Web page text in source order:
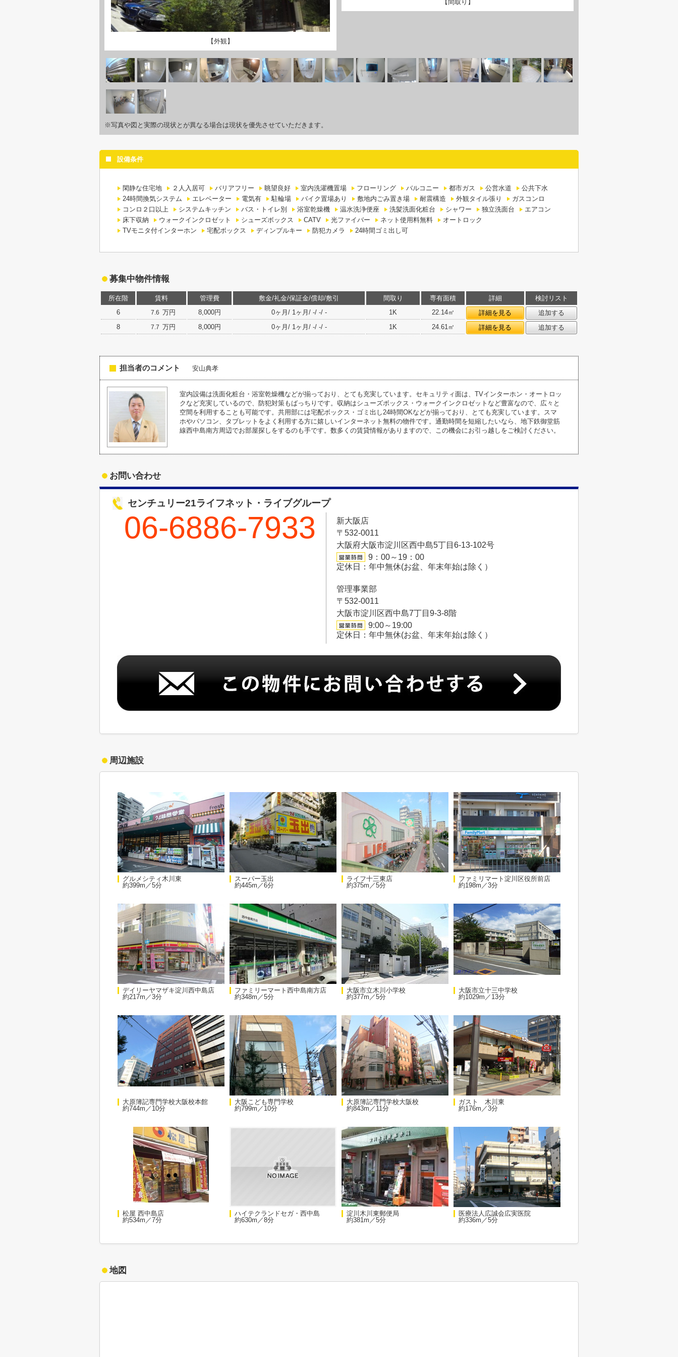
【外観】
【間取り】
※写真や図と実際の現状とが異なる場合は現状を優先させていただきます。
設備条件
閑静な住宅地 ２人入居可 バリアフリー 眺望良好 室内洗濯機置場 フローリング バルコニー 都市ガス 公営水道
公共下水
24時間換気システム
エレベーター 電気有 駐輪場 バイク置場あり 敷地内ごみ置き場 耐震構造 外観タイル張り
ガスコンロ
コンロ２口以上
システムキッチン バス・トイレ別 浴室乾燥機 温水洗浄便座 洗髪洗面化粧台 シャワー 独立洗面台
エアコン
床下収納
ウォークインクロゼット シューズボックス CATV 光ファイバー ネット使用料無料
オートロック
TVモニタ付インターホン
宅配ボックス ディンプルキー 防犯カメラ 24時間ゴミ出し可
募集中物件情報
所在階 賃料 管理費 敷金/礼金/保証金/償却/敷引 間取り 専有面積 詳細
検討リスト
6
7.6 万円 8,000円 0ヶ月/ 1ヶ月/ -/ -/ - 1K 22.14㎡ 詳細を見る
追加する
8
7.7 万円 8,000円 0ヶ月/ 1ヶ月/ -/ -/ - 1K 24.61㎡ 詳細を見る 追加する
担当者のコメント 安山典孝
室内設備は洗面化粧台・浴室乾燥機などが揃っており、とても充実しています。セキュリティ面は、TVインターホン・オートロッ
クなど充実しているので、防犯対策もばっちりです。収納はシューズボックス・ウォークインクロゼットなど豊富なので、広々と
空間を利用することも可能です。共用部には宅配ボックス・ゴミ出し24時間OKなどが揃っており、とても充実しています。スマ
ホやパソコン、タブレットをよく利用する方に嬉しいインターネット無料の物件です。通勤時間を短縮したいなら、地下鉄御堂筋
線西中島南方周辺でお部屋探しをするのも手です。数多くの賃貸情報がありますので、この機会にお引っ越しをご検討ください。
お問い合わせ
センチュリー21ライフネット・ライブグループ
06-6886-7933
新大阪店
〒532-0011
大阪府大阪市淀川区西中島5丁目6-13-102号
9：00～19：00
定休日：年中無休(お盆、年末年始は除く）
管理事業部
〒532-0011
大阪市淀川区西中島7丁目9-3-8階
9:00～19:00
定休日：年中無休(お盆、年末年始は除く）
周辺施設
グルメシティ木川東
約399m／5分
スーパー玉出
約445m／6分
ライフ十三東店
約375m／5分
ファミリマート淀川区役所前店
約198m／3分
デイリーヤマザキ淀川西中島店
約217m／3分
ファミリーマート西中島南方店
約348m／5分
大阪市立木川小学校
約377m／5分
大阪市立十三中学校
約1029m／13分
大原簿記専門学校大阪校本館
約744m／10分
大阪こども専門学校
約799m／10分
大原簿記専門学校大阪校
約843m／11分
ガスト 木川東
約176m／3分
松屋 西中島店
約534m／7分
ハイテクランドセガ・西中島
約630m／8分
淀川木川東郵便局
約381m／5分
医療法人広誠会広実医院
約336m／5分
地図